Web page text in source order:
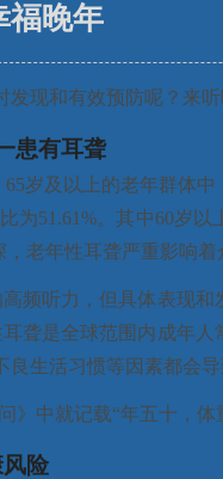
福晚年
现和有效预防呢？来听
患有耳聋
岁及以上的老年群体
51.61%。其中60岁
老年性耳聋严重影响着
频听力，但具体表现和
聋是全球范围内成年
生活习惯等因素都会导
中就记载“年五十，体
险